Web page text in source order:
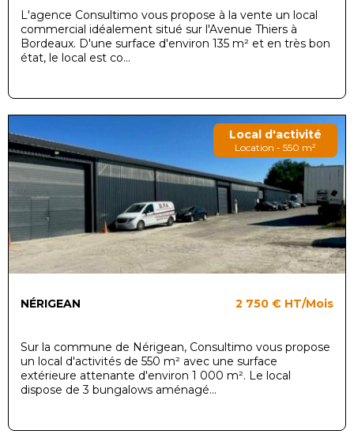
L'agence Consultimo vous propose à la vente un local
commercial idéalement situé sur l'Avenue Thiers à
Bordeaux. D'une surface d'environ 135 m² et en très bon
état, le local est co...
Local d'activité
Location - 550 m²
NÉRIGEAN 2 750 € HT/Mois
Sur la commune de Nérigean, Consultimo vous propose
un local d'activités de 550 m² avec une surface
extérieure attenante d'environ 1 000 m². Le local
dispose de 3 bungalows aménagé...